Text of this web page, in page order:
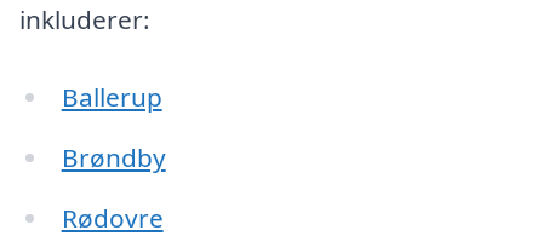
inkluderer:
Ballerup
Brøndby
Rødovre